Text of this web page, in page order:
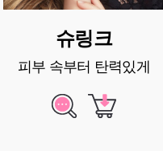
슈링크
피부 속부터 탄력있게